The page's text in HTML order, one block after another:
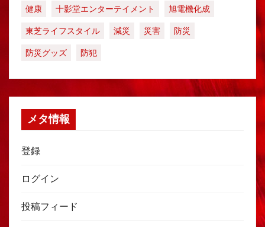
健康
十影堂エンターテイメント
旭電機化成
東芝ライフスタイル
減災 災害
防災
防災グッズ
防犯
メタ情報
登録
ログイン
投稿フィード